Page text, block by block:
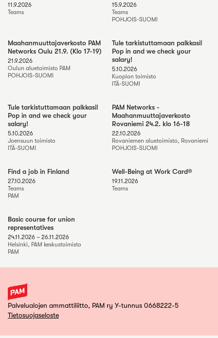
11.9.2026
Teams
15.9.2026
Teams
POHJOIS-SUOMI
Maahanmuuttajaverkosto PAM
Networks Oulu 21.9. (Klo 17-19)
21.9.2026
Oulun aluetoimisto PAM
POHJOIS-SUOMI
Tule tarkistuttamaan palkkasi!
Pop in and we check your
salary!
5.10.2026
Kuopion toimisto
ITÄ-SUOMI
Tule tarkistuttamaan palkkasi!
Pop in and we check your
salary!
5.10.2026
Joensuun toimisto
ITÄ-SUOMI
PAM Networks -
Maahanmuuttajaverkosto
Rovaniemi 24.2. klo 16-18
22.10.2026
Rovaniemen aluetoimisto, Rovaniemi
POHJOIS-SUOMI
Find a job in Finland
27.10.2026
Teams
PAM
Well-Being at Work Card®
19.11.2026
Teams
Basic course for union
representatives
24.11.2026 – 26.11.2026
Helsinki, PAM keskustoimisto
PAM
Palvelualojen ammattiliitto, PAM ry Y-tunnus 0668222-5
Tietosuojaseloste